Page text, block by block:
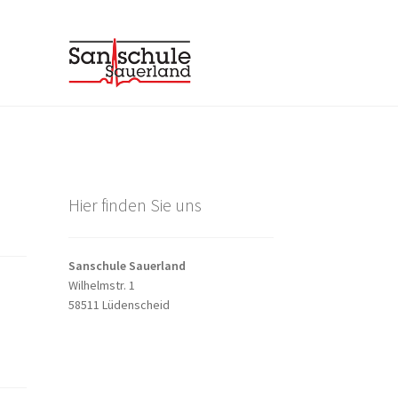
Hier finden Sie uns
Sanschule Sauerland
Wilhelmstr. 1
58511 Lüdenscheid